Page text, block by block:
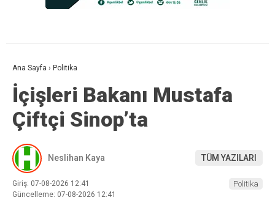
Ana Sayfa › Politika
İçişleri Bakanı Mustafa
Çiftçi Sinop’ta
Neslihan Kaya TÜM YAZILARI
Giriş: 07-08-2026 12:41
Güncelleme: 07-08-2026 12:41
Politika